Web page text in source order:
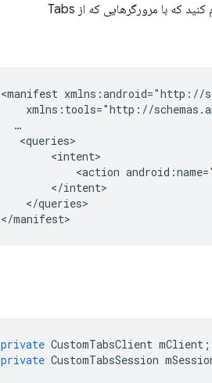
که یک بخش پرس‌و‌جو را به Manifest Android خود اضافه کنید و یک فیلتر قصد را اعلام کنید که با مرورگرهایی که از Tabs
<manifest
<action
</queries>
private CustomTabsClient mClient ;
private CustomTabsSession